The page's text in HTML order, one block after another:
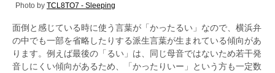
Photo by TCL8TO7 - Sleeping
面倒と感じている時に使う言葉が「かったるい」なので、横浜弁
の中でも一部を省略したりする派生言葉が生まれている傾向があ
ります。例えば最後の「るい」は、同じ母音ではないため若干発
音しにくい傾向があるため、「かったりいー」という方も一定数